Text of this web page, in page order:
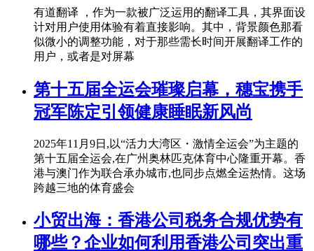
有道翻译 ，作为一款被广泛运用的翻译工具，其界面设
计对用户使用体验有着直接影响。其中，背景颜色那看
似微小的调整功能，对于那些需长时间开展翻译工作的
用户，或者是对屏幕
第十五届全运会璀璨启幕，穗宝携手
冠军陈定引领健康睡眠新风尚
2025年11月9日,以“活力大湾区・激情全运会”为主题的
第十五届全运会,在广州奥林匹克体育中心隆重开幕。香
港与澳门作为联合承办城市,也同步点燃全运热情。这场
跨越三地的体育盛会
小贸出海：香港公司税务合规优势有
哪些？企业如何利用香港公司突出重